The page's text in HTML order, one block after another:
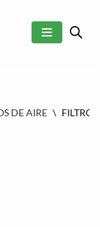
DE AIRE \ FILTRO